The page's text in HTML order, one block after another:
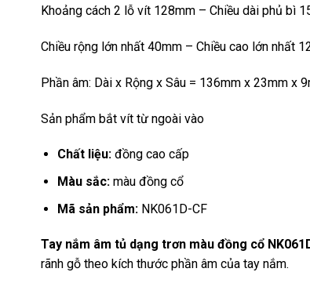
Khoảng cách 2 lỗ vít 128mm – Chiều dài phủ bì
Chiều rộng lớn nhất 40mm – Chiều cao lớn nhất
Phần âm: Dài x Rộng x Sâu = 136mm x 23mm x
Sản phẩm bắt vít từ ngoài vào
Chất liệu:đồng cao cấp
Màu sắc:màu đồng cổ
Mã sản phẩm:NK061D-CF
Tay nắm âm tủ dạng trơn màu đồng cổ
rãnh gỗ theo kích thước phần âm của tay nắm.